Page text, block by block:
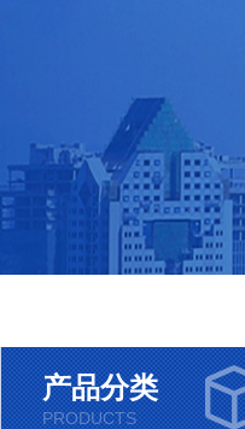
产品分类
PRODUCTS